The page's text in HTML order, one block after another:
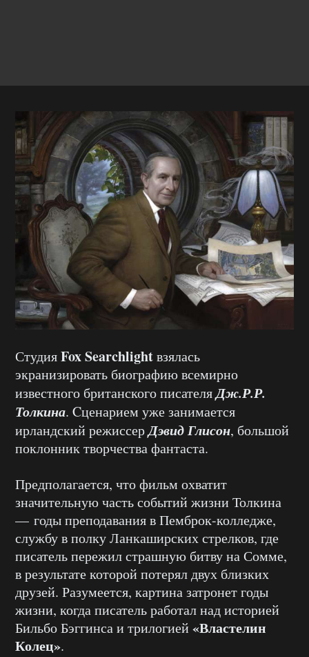
СтудияFox Searchlightвзялась
экранизировать биографию всемирно
известного британского писателяДж.Р.Р.
Толкина. Cценарием уже занимается
ирландский режиссерДэвид Глисон, большой
поклонник творчества фантаста.
Предполагается, что фильм охватит
значительную часть событий жизни Толкина
— годы преподавания в Пемброк-колледже,
службу в полку Ланкаширских стрелков, где
писатель пережил страшную битву на Сомме,
в результате которой потерял двух близких
друзей. Разумеется, картина затронет годы
жизни, когда писатель работал над историей
Бильбо Бэггинса и трилогией «Властелин
Колец».